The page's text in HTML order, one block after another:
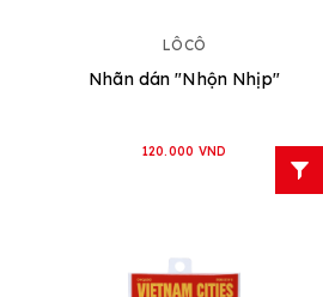
LÔCÔ
Nhãn dán "Nhộn Nhịp"
120.000 VND